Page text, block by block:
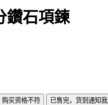
鑽石項鍊
购买资格不符 已售完，货到通知我